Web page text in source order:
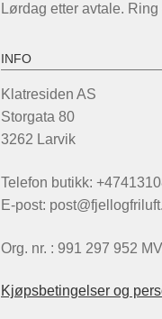
Lørdag etter avtale.
INFO
Klatresiden AS
Storgata 80
3262 Larvik
Telefon butikk:
E-post:
Org. nr. : 991 297 952
Kjøpsbetingelser og